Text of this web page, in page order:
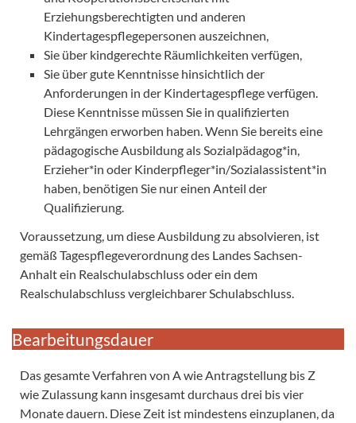
Erziehungsberechtigten und anderen
Kindertagespflegepersonen auszeichnen,
Sie über kindgerechte Räumlichkeiten verfügen,
Sie über gute Kenntnisse hinsichtlich der
Anforderungen in der Kindertagespflege verfügen.
Diese Kenntnisse müssen Sie in qualifizierten
Lehrgängen erworben haben. Wenn Sie bereits eine
pädagogische Ausbildung als Sozialpädagog*in,
Erzieher*in oder Kinderpfleger*in/Sozialassistent*in
haben, benötigen Sie nur einen Anteil der
Qualifizierung.
Voraussetzung, um diese Ausbildung zu absolvieren, ist
gemäß Tagespflegeverordnung des Landes Sachsen-
Anhalt ein Realschulabschluss oder ein dem
Realschulabschluss vergleichbarer Schulabschluss.
Bearbeitungsdauer
Das gesamte Verfahren von A wie Antragstellung bis Z
wie Zulassung kann insgesamt durchaus drei bis vier
Monate dauern. Diese Zeit ist mindestens einzuplanen, da